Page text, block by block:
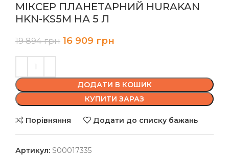
МІКСЕР ПЛАНЕТАРНИЙ HURAKAN
HKN-KS5M НА 5 Л
19 894грн 16 909 грн
ДОДАТИ В КОШИК
КУПИТИ ЗАРАЗ
Порівняння Додати до списку бажань
Артикул: S00017335